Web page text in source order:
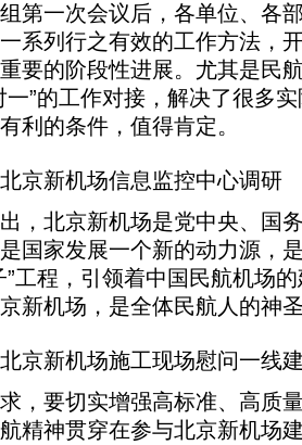
第一次会议后，各单位、各
系列行之有效的工作方法，
要的阶段性进展。尤其是民
一”的工作对接，解决了很多
利的条件，值得肯定。
新机场信息监控中心调研
北京新机场是党中央、国
国家发展一个新的动力源，
”工程，引领着中国民航机场
新机场，是全体民航人的神
新机场施工现场慰问一线
要切实增强高标准、高质
精神贯穿在参与北京新机场